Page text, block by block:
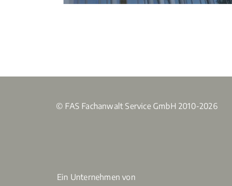
© FAS Fachanwalt Service GmbH 2010-2026
Ein Unternehmen von